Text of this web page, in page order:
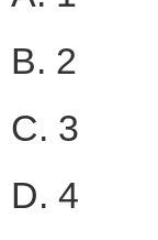
B. 2
C. 3
D. 4